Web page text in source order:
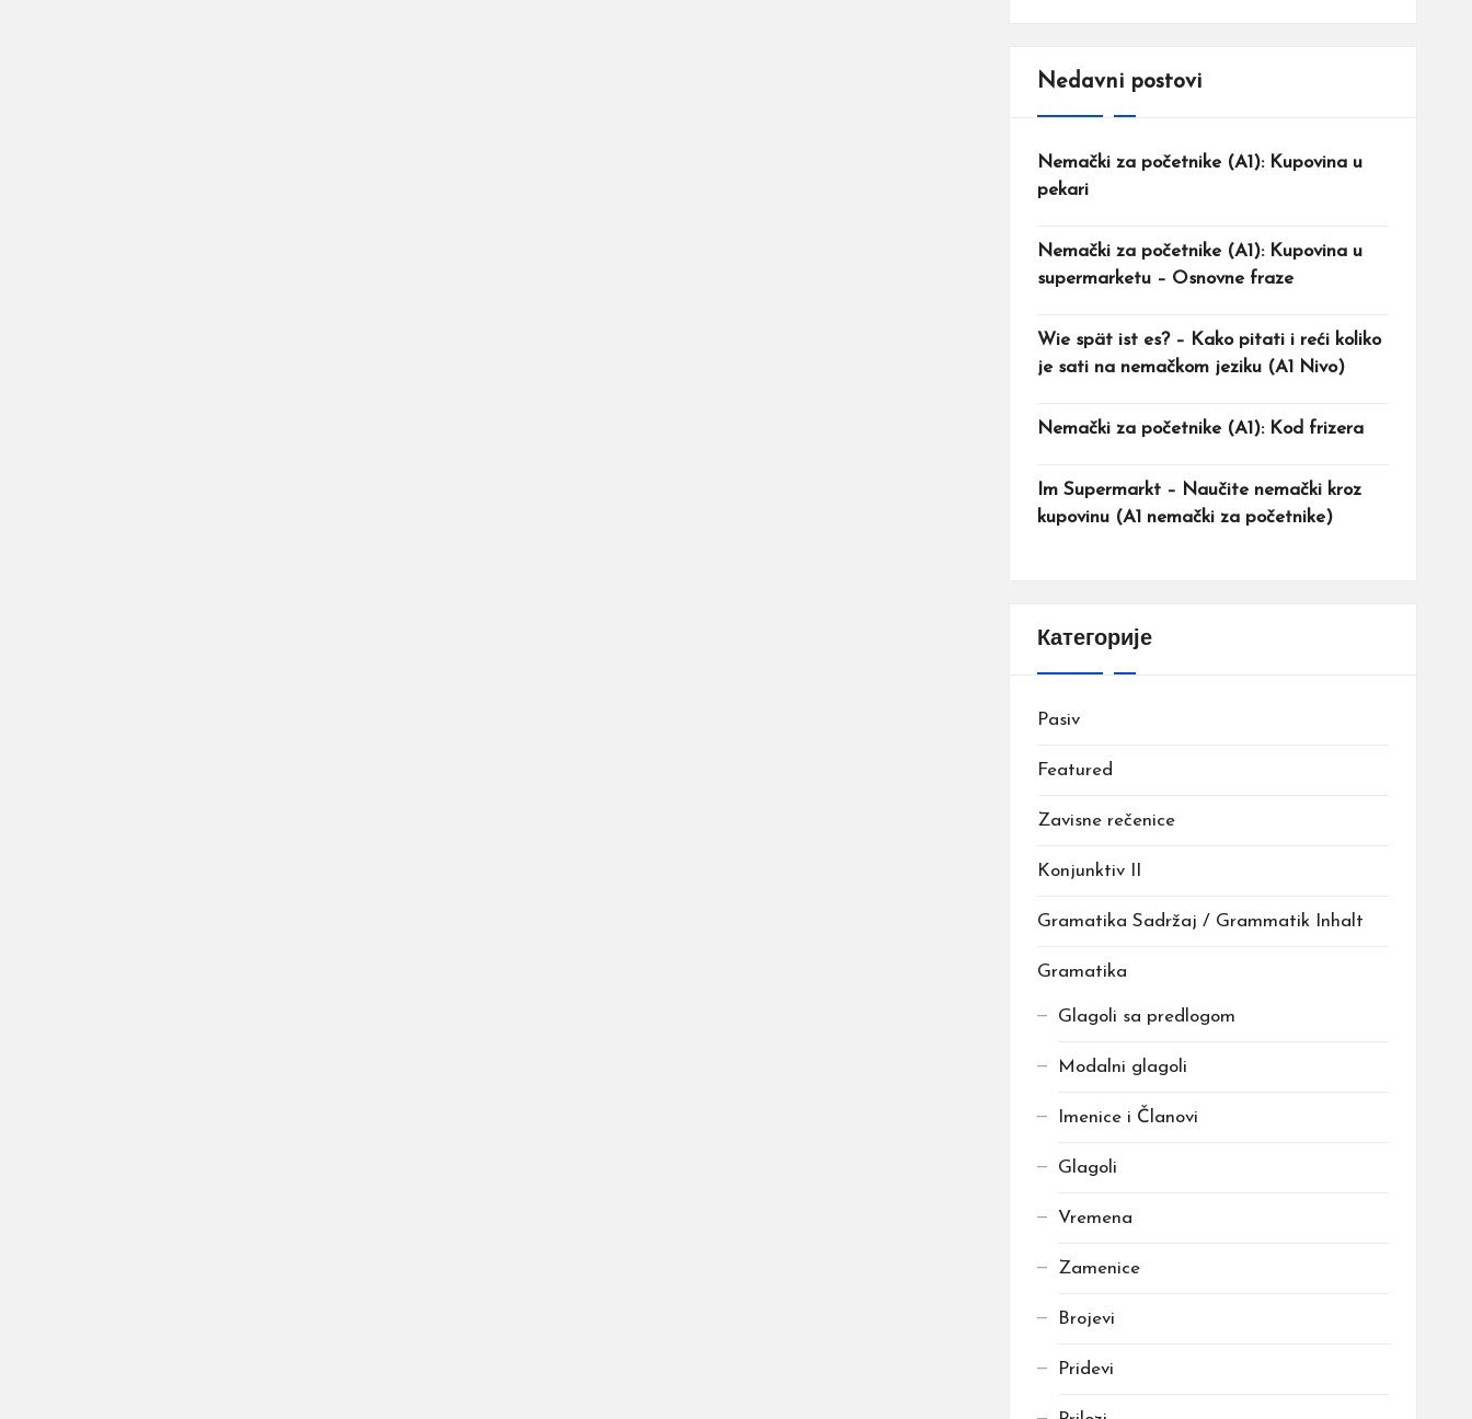
Nedavni postovi
Nemački za početnike (A1): Kupovina u
pekari
Nemački za početnike (A1): Kupovina u
supermarketu – Osnovne fraze
Wie spät ist es? – Kako pitati i reći koliko
je sati na nemačkom jeziku (A1 Nivo)
Nemački za početnike (A1): Kod frizera
Im Supermarkt – Naučite nemački kroz
kupovinu (A1 nemački za početnike)
Категорије
Pasiv
Featured
Zavisne rečenice
Konjunktiv II
Gramatika Sadržaj / Grammatik Inhalt
Gramatika
Glagoli sa predlogom
Modalni glagoli
Imenice i Članovi
Glagoli
Vremena
Zamenice
Brojevi
Pridevi